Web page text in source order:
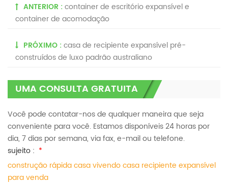
ANTERIOR :container de escritório expansível e
container de acomodação
PRÓXIMO :casa de recipiente expansível pré-
construídos de luxo padrão australiano
UMA CONSULTA GRATUITA
Você pode contatar-nos de qualquer maneira que seja
conveniente para você. Estamos disponíveis 24 horas por
dia, 7 dias por semana, via fax, e-mail ou telefone.
sujeito : *
construção rápida casa vivendo casa recipiente expansível
para venda